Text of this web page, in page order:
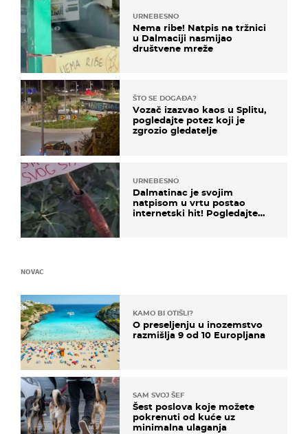
URNEBESNO
Nema ribe! Natpis na tržnici
u Dalmaciji nasmijao
društvene mreže
ŠTO SE DOGAĐA?
Vozač izazvao kaos u Splitu,
pogledajte potez koji je
zgrozio gledatelje
URNEBESNO
Dalmatinac je svojim
natpisom u vrtu postao
internetski hit! Pogledajte
NOVAC
KAMO BI OTIŠLI?
O preseljenju u inozemstvo
razmišlja 9 od 10 Europljana
SAM SVOJ ŠEF
Šest poslova koje možete
pokrenuti od kuće uz
minimalna ulaganja